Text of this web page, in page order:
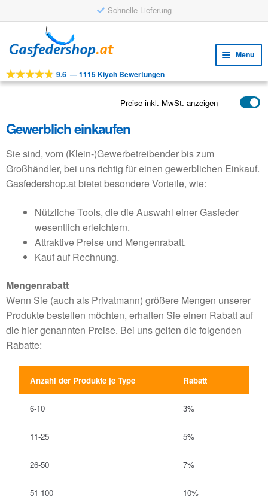
Schnelle Lieferung
to
navigation
to
content
Menu
WERKZEUGE
menu
ANWENDUNGEN
KUNDENSERVICE
child
menu
FAQ
9.6 —1115 Kiyoh Bewertungen
Preise inkl. MwSt. anzeigen
Gewerblich einkaufen
Sie sind, vom (Klein-)Gewerbetreibender bis zum
Großhändler, bei uns richtig für einen gewerblichen Einkauf.
Gasfedershop.at bietet besondere Vorteile, wie:
Nützliche Tools, die die Auswahl einer Gasfeder
wesentlich erleichtern.
Attraktive Preise und Mengenrabatt.
Kauf auf Rechnung.
Mengenrabatt
Wenn Sie (auch als Privatmann) größere Mengen unserer
Produkte bestellen möchten, erhalten Sie einen Rabatt auf
die hier genannten Preise. Bei uns gelten die folgenden
Rabatte:
Anzahl der Produkte je Type Rabatt
6-10 3%
11-25 5%
26-50 7%
51-100 10%